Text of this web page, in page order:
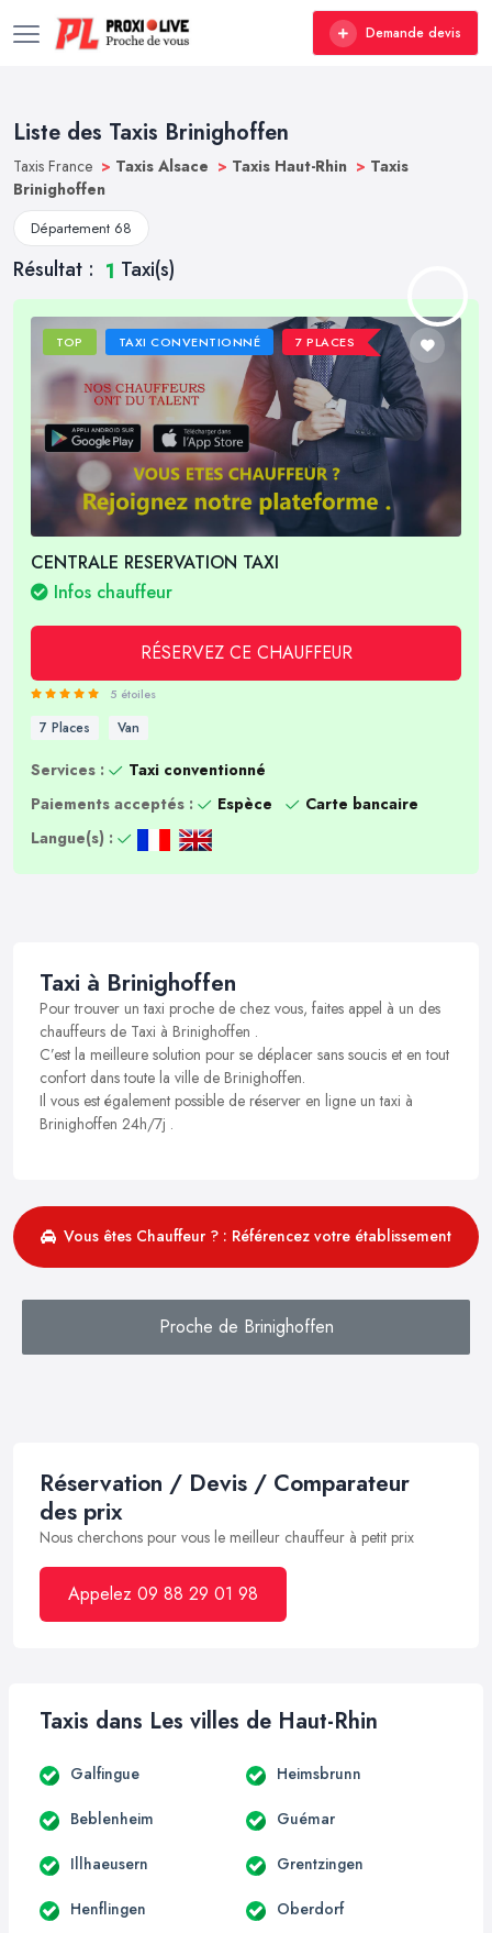
Demande devis
Liste des Taxis Brinighoffen
Taxis France > Taxis Alsace > Taxis Haut-Rhin > Taxis
Brinighoffen
Département 68
Résultat : 1 Taxi(s)
TOP TAXI CONVENTIONNÉ 7 PLACES
CENTRALE RESERVATION TAXI
Infos chauffeur
RÉSERVEZ CE CHAUFFEUR
5 étoiles
7 Places Van
Services :
Taxi conventionné
Paiements acceptés :
Espèce
Carte bancaire
Langue(s) :
Taxi à Brinighoffen
Pour trouver un taxi proche de chez vous, faites appel à un des
chauffeurs de Taxi à Brinighoffen .
C’est la meilleure solution pour se déplacer sans soucis et en tout
confort dans toute la ville de Brinighoffen.
Il vous est également possible de réserver en ligne un taxi à
Brinighoffen 24h/7j .
Vous êtes Chauffeur ? : Référencez votre établissement
Proche de Brinighoffen
Réservation / Devis / Comparateur
des prix
Nous cherchons pour vous le meilleur chauffeur à petit prix
Appelez 09 88 29 01 98
Taxis dans Les villes de Haut-Rhin
Galfingue Heimsbrunn
Beblenheim Guémar
Illhaeusern Grentzingen
Henflingen Oberdorf